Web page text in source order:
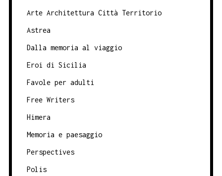
Arte Architettura Città Territorio
Astrea
Dalla memoria al viaggio
Eroi di Sicilia
Favole per adulti
Free Writers
Himera
Memoria e paesaggio
Perspectives
Polis